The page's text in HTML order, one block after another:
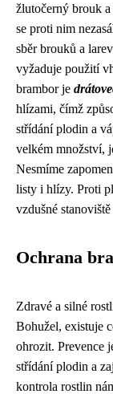
žlutočerný brouk
se proti nim
sběr brouků a
vyžaduje použití
brambor je
hlízami, čímž
střídání plodin a
velkém množství,
Nesmíme
listy i hlízy. Proti
vzdušné
Ochrana
Zdravé a silné
Bohužel, existuje
ohrozit. Prevence
střídání plodin a
kontrola rostlin